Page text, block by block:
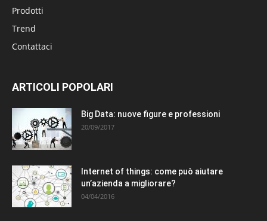
Prodotti
Trend
Contattaci
ARTICOLI POPOLARI
Big Data: nuove figure e professioni
20/09/2017
Internet of things: come può aiutare
un’azienda a migliorare?
04/04/2016